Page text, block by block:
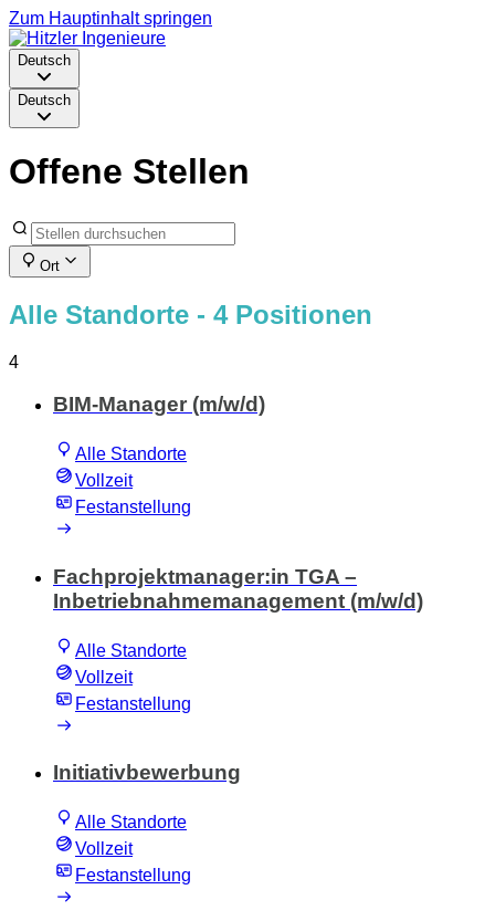
Zum Hauptinhalt springen
Deutsch
Deutsch
Offene Stellen
Ort
Alle Standorte - 4 Positionen
4
BIM-Manager (m/w/d)
Alle Standorte
Vollzeit
Festanstellung
Fachprojektmanager:in TGA –
Inbetriebnahmemanagement (m/w/d)
Alle Standorte
Vollzeit
Festanstellung
Initiativbewerbung
Alle Standorte
Vollzeit
Festanstellung